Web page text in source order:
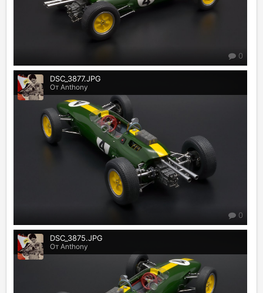
0
DSC_3877.JPG
От Anthony
0
DSC_3875.JPG
От Anthony